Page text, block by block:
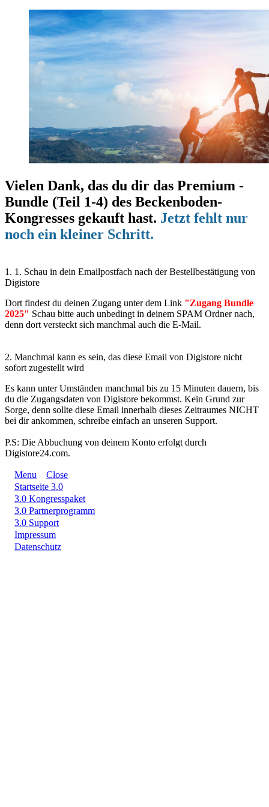
Vielen Dank, das du dir das Premium -
Bundle (Teil 1-4) des Beckenboden-
Kongresses gekauft hast. Jetzt fehlt nur
noch ein kleiner Schritt.
1. 1. Schau in dein Emailpostfach nach der Bestellbestätigung von
Digistore
Dort findest du deinen Zugang unter dem Link "Zugang Bundle
2025" Schau bitte auch unbedingt in deinem SPAM Ordner nach,
denn dort versteckt sich manchmal auch die E-Mail.
2. Manchmal kann es sein, das diese Email von Digistore nicht
sofort zugestellt wird
Es kann unter Umständen manchmal bis zu 15 Minuten dauern, bis
du die Zugangsdaten von Digistore bekommst. Kein Grund zur
Sorge, denn sollte diese Email innerhalb dieses Zeitraumes NICHT
bei dir ankommen, schreibe einfach an unseren Support.
P.S: Die Abbuchung von deinem Konto erfolgt durch
Digistore24.com.
Menu
Close
Startseite 3.0
3.0 Kongresspaket
3.0 Partnerprogramm
3.0 Support
Impressum
Datenschutz